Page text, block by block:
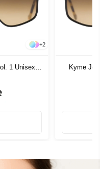
+2
1 Unisex
Kyme